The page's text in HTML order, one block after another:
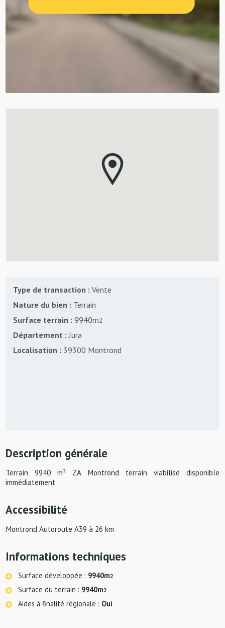
Type de transaction : Vente
Nature du bien : Terrain
Surface terrain : 9940m2
Département : Jura
Localisation : 39300 Montrond
Description générale
Terrain 9940 m² ZA Montrond terrain viabilisé disponible
immédiatement
Accessibilité
Montrond Autoroute A39 à 26 km
Informations techniques
Surface développée : 9940m2
Surface du terrain : 9940m2
Aides à finalité régionale : Oui